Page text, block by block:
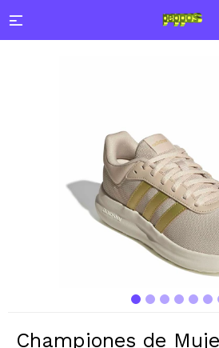

Championes de